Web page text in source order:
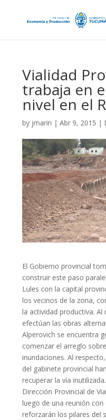
Vialidad
trabaja en
nivel en el
by jmarin | Abr 9, 2015 |
El Gobierno provincial
construir este paso
Lules con la capital
los vecinos de la zona,
la actividad productiva.
efectúan las obras
Alperovich se encuentra
comenzar el arreglo
inundaciones. Al
del gabinete provincial
recuperar la vía
Dirección Provincial de
luego de una reunión con
reforzarán los pilares del